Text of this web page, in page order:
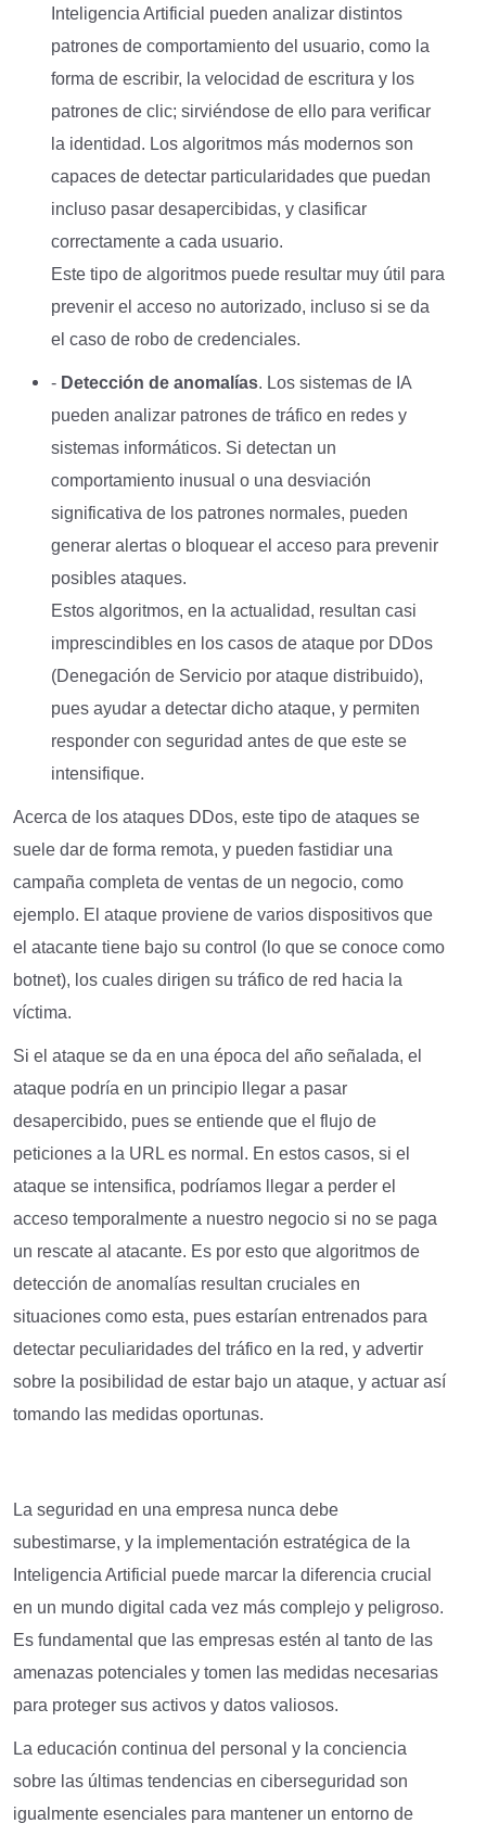
Inteligencia Artificial pueden analizar distintos
patrones de comportamiento del usuario, como la
forma de escribir, la velocidad de escritura y los
patrones de clic; sirviéndose de ello para verificar
la identidad. Los algoritmos más modernos son
capaces de detectar particularidades que puedan
incluso pasar desapercibidas, y clasificar
correctamente a cada usuario.
Este tipo de algoritmos puede resultar muy útil para
prevenir el acceso no autorizado, incluso si se da
el caso de robo de credenciales.
- Detección de anomalías. Los sistemas de IA
pueden analizar patrones de tráfico en redes y
sistemas informáticos. Si detectan un
comportamiento inusual o una desviación
significativa de los patrones normales, pueden
generar alertas o bloquear el acceso para prevenir
posibles ataques.
Estos algoritmos, en la actualidad, resultan casi
imprescindibles en los casos de ataque por DDos
(Denegación de Servicio por ataque distribuido),
pues ayudar a detectar dicho ataque, y permiten
responder con seguridad antes de que este se
intensifique.
Acerca de los ataques DDos, este tipo de ataques se
suele dar de forma remota, y pueden fastidiar una
campaña completa de ventas de un negocio, como
ejemplo. El ataque proviene de varios dispositivos que
el atacante tiene bajo su control (lo que se conoce como
botnet), los cuales dirigen su tráfico de red hacia la
víctima.
Si el ataque se da en una época del año señalada, el
ataque podría en un principio llegar a pasar
desapercibido, pues se entiende que el flujo de
peticiones a la URL es normal. En estos casos, si el
ataque se intensifica, podríamos llegar a perder el
acceso temporalmente a nuestro negocio si no se paga
un rescate al atacante. Es por esto que algoritmos de
detección de anomalías resultan cruciales en
situaciones como esta, pues estarían entrenados para
detectar peculiaridades del tráfico en la red, y advertir
sobre la posibilidad de estar bajo un ataque, y actuar así
tomando las medidas oportunas.
La seguridad en una empresa nunca debe
subestimarse, y la implementación estratégica de la
Inteligencia Artificial puede marcar la diferencia crucial
en un mundo digital cada vez más complejo y peligroso.
Es fundamental que las empresas estén al tanto de las
amenazas potenciales y tomen las medidas necesarias
para proteger sus activos y datos valiosos.
La educación continua del personal y la conciencia
sobre las últimas tendencias en ciberseguridad son
igualmente esenciales para mantener un entorno de